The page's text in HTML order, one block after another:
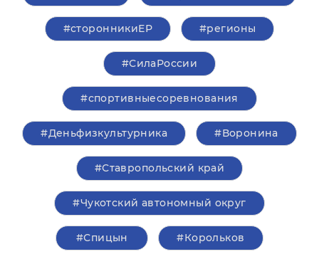
#сторонникиЕР #регионы
#СилаРоссии
#спортивныесоревнования
#Деньфизкультурника #Воронина
#Ставропольский край
#Чукотский автономный округ
#Спицын #Корольков